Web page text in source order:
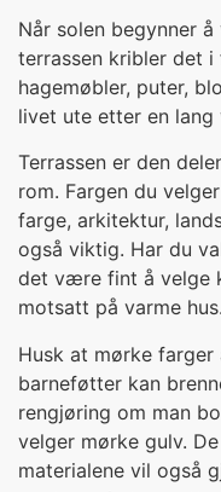
Når solen begynner
terrassen kribler det
hagemøbler, puter,
livet ute etter en lang
Terrassen er den
rom. Fargen du
farge, arkitektur,
også viktig. Har du
det være fint å velge
motsatt på varme hus.
Husk at mørke farger
barneføtter kan
rengjøring om man
velger mørke gulv.
materialene vil også